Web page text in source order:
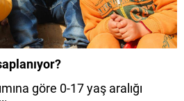
göre 0-17 yaş aralığı